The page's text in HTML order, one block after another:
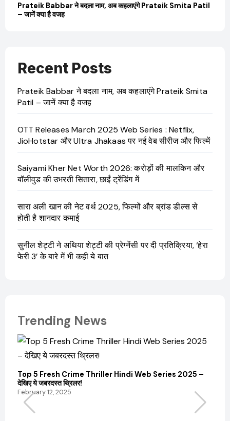
Prateik Babbar ने बदला नाम, अब कहलाएंगे Prateik Smita Patil
– जानें क्या है वजह
Recent Posts
Prateik Babbar ने बदला नाम, अब कहलाएंगे Prateik Smita
Patil – जानें क्या है वजह
OTT Releases March 2025 Web Series : Netflix,
JioHotstar और Ultra Jhakaas पर नई वेब सीरीज और फिल्में
Saiyami Kher Net Worth 2026: करोड़ों की मालकिन और
बॉलीवुड की उभरती सितारा, छाईं ट्रेंडिंग में
सारा अली खान की नेट वर्थ 2025, फिल्मों और ब्रांड डील्स से
होती है शानदार कमाई
सुनील शेट्टी ने अथिया शेट्टी की प्रेग्नेंसी पर दी प्रतिक्रिया, ‘हेरा
फेरी 3’ के बारे में भी कही ये बात
Trending News
Top 5 Fresh Crime Thriller Hindi Web Series 2025 –
देखिए ये जबरदस्त थ्रिलर!
February 12, 2025